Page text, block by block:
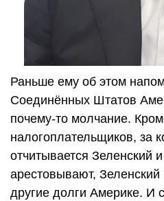
Раньше ему об этом
Соединённых Штатов
почему-то молчание.
налогоплательщиков, за
отчитывается Зеленский
арестовывают,
другие долги Америке. И